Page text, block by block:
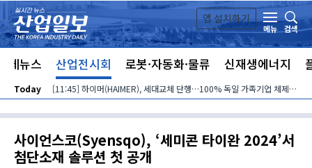
본문 바로가기
앱 설치하기
메뉴
검색
체뉴스 산업전시회 로봇·자동화·물류 신재생에너지
Today [11:45] 하이머(HAIMER), 세대교체 단행…100% 독일 가족기업 체제 유지 발표
사이언스코(Syensqo), ‘세미콘 타이완 2024’서
첨단소재 솔루션 첫 공개